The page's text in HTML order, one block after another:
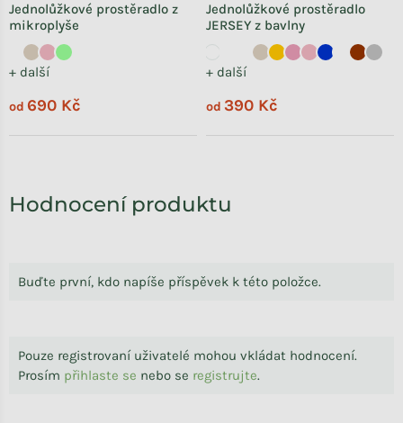
Hodnocení produktu
Buďte první, kdo napíše příspěvek k této položce.
Pouze registrovaní uživatelé mohou vkládat hodnocení.
Prosím přihlaste se nebo se registrujte.
Jednolůžkové prostěradlo z
mikroplyše
+ další
od 690 Kč
Jednolůžkové prostěradlo
JERSEY z bavlny
+ další
od 390 Kč